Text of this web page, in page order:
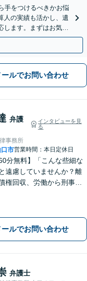
手をつけるべきかお悩
人の実績も活かし、遺
ます。まずはお気軽
ールでお問い合わせ
弁護
インタビューを見
る
事務所
口市営業時間：本日定休日
分無料】「こんな些細な
遠慮していませんか？離
権回収、労働から刑事事
いたします。気軽にご相
ールでお問い合わせ
弁護士